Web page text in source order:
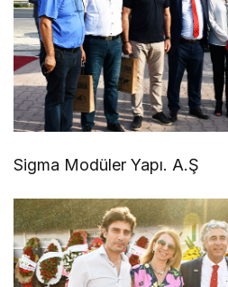
Sigma Modüler Yapı. A.Ş